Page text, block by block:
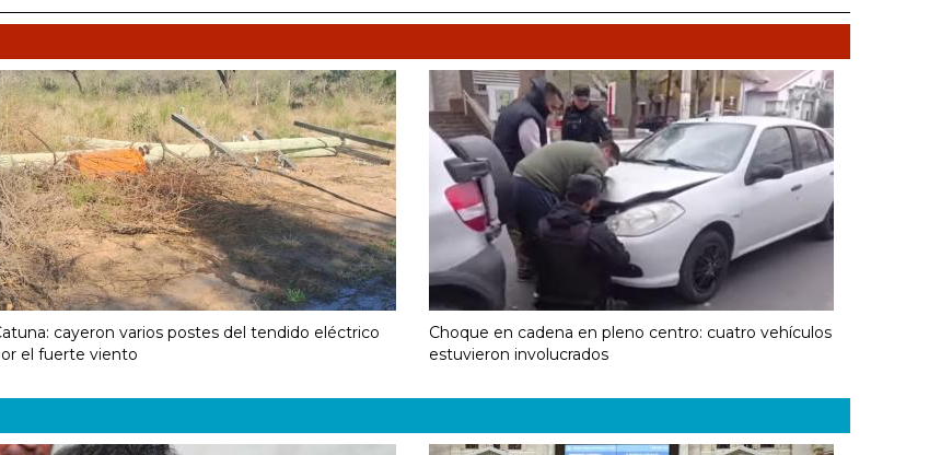
cayeron varios postes del tendido eléctrico
el fuerte viento
Choque en cadena en pleno centro: cuatro vehículos
estuvieron involucrados